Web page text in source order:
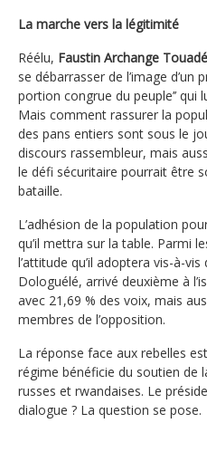
La marche vers la légitimité
Réélu, Faustin Archange
se débarrasser de l’image d’un
portion congrue du peuple’’ qui
Mais comment rassurer la
des pans entiers sont sous le
discours rassembleur, mais
le défi sécuritaire pourrait être
bataille.
L’adhésion de la population
qu’il mettra sur la table. Parmi
l’attitude qu’il adoptera vis-à-vis
Dologuélé, arrivé deuxième à
avec 21,69 % des voix, mais
membres de l’opposition.
La réponse face aux rebelles
régime bénéficie du soutien de
russes et rwandaises. Le
dialogue ? La question se pose.